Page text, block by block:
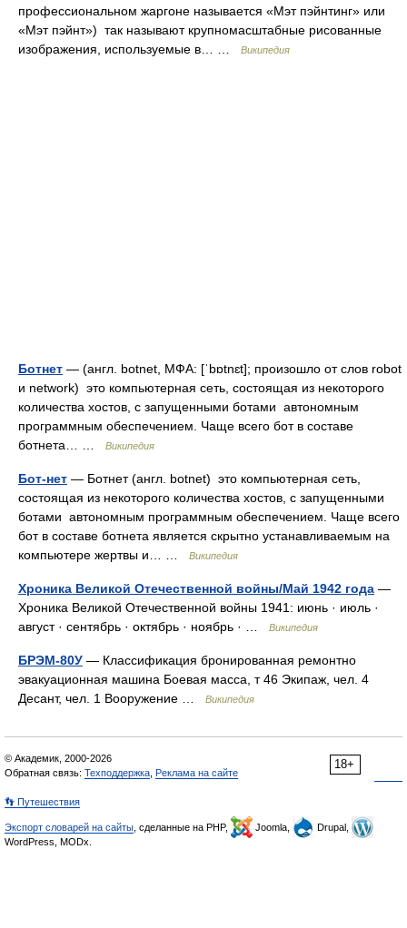
профессиональном жаргоне называется «Мэт пэйнтинг» или
«Мэт пэйнт») так называют крупномасштабные рисованные
изображения, используемые в… …
Википедия
Ботнет — (англ. botnet, МФА: [ˈbɒtnɛt]; произошло от слов robot
и network) это компьютерная сеть, состоящая из некоторого
количества хостов, с запущенными ботами автономным
программным обеспечением. Чаще всего бот в составе
ботнета… …
Википедия
Бот-нет — Ботнет (англ. botnet) это компьютерная сеть,
состоящая из некоторого количества хостов, с запущенными
ботами автономным программным обеспечением. Чаще всего
бот в составе ботнета является скрытно устанавливаемым на
компьютере жертвы и… …
Википедия
Хроника Великой Отечественной войны/Май 1942 года —
Хроника Великой Отечественной войны 1941: июнь · июль ·
август · сентябрь · октябрь · ноябрь · …
Википедия
БРЭМ-80У — Классификация бронированная ремонтно
эвакуационная машина Боевая масса, т 46 Экипаж, чел. 4
Десант, чел. 1 Вооружение …
Википедия
18+
© Академик, 2000-2026
Обратная связь: Техподдержка Реклама на сайте
👣 Путешествия
Экспорт словарей на сайты , сделанные на PHP, Joomla,
Drupal,
WordPress, MODx.